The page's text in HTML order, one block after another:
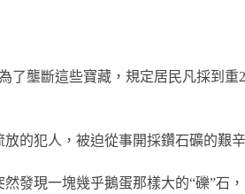
了壟斷這些寶藏，規定居民凡採到重
的犯人，被迫從事開採鑽石礦的艱
發現一塊幾乎鵝蛋那樣大的“礫”石